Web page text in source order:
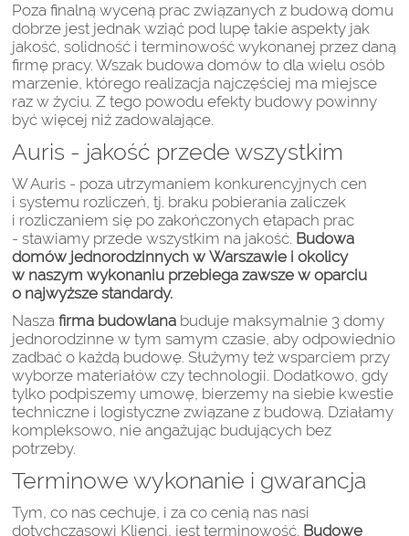
Poza finalną wyceną prac związanych z budową domu
dobrze jest jednak wziąć pod lupę takie aspekty jak
jakość, solidność i terminowość wykonanej przez daną
firmę pracy. Wszak budowa domów to dla wielu osób
marzenie, którego realizacja najczęściej ma miejsce
raz w życiu. Z tego powodu efekty budowy powinny
być więcej niż zadowalające.
Auris - jakość przede wszystkim
W Auris - poza utrzymaniem konkurencyjnych cen
i systemu rozliczeń, tj. braku pobierania zaliczek
i rozliczaniem się po zakończonych etapach prac
- stawiamy przede wszystkim na jakość. Budowa
domów jednorodzinnych w Warszawie i okolicy
w naszym wykonaniu przebiega zawsze w oparciu
o najwyższe standardy.
Naszafirma budowlana buduje maksymalnie 3 domy
jednorodzinne w tym samym czasie, aby odpowiednio
zadbać o każdą budowę. Służymy też wsparciem przy
wyborze materiałów czy technologii. Dodatkowo, gdy
tylko podpiszemy umowę, bierzemy na siebie kwestie
techniczne i logistyczne związane z budową. Działamy
kompleksowo, nie angażując budujących bez
potrzeby.
Terminowe wykonanie i gwarancja
Tym, co nas cechuje, i za co cenią nas nasi
dotychczasowi Klienci, jest terminowość. Budowę